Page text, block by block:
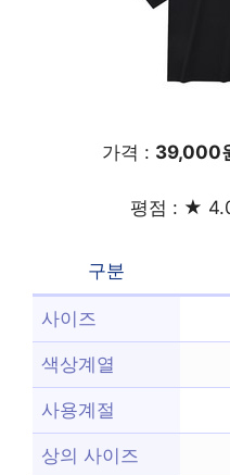
가격 : 39,000
평점 : ★
구분
사이즈
색상계열
사용계절
상의 사이즈